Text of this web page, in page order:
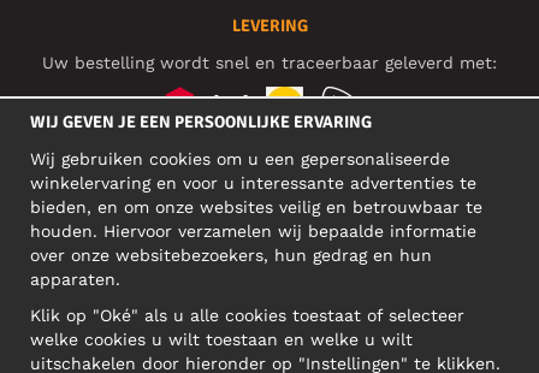
LEVERING
Uw bestelling wordt snel en traceerbaar geleverd met:
SOCIAL MEDIA
BEDRIJFSADRES
Narva mnt 5, EE-10117 Tallinn
Reg: 12356245
WIJ GEVEN JE EEN PERSOONLIJKE ERVARING
Wij gebruiken cookies om u een gepersonaliseerde
winkelervaring en voor u interessante advertenties te
bieden, en om onze websites veilig en betrouwbaar te
houden. Hiervoor verzamelen wij bepaalde informatie
over onze websitebezoekers, hun gedrag en hun
apparaten.
Klik op "Oké" als u alle cookies toestaat of selecteer
welke cookies u wilt toestaan en welke u wilt
uitschakelen door hieronder op "Instellingen" te klikken.